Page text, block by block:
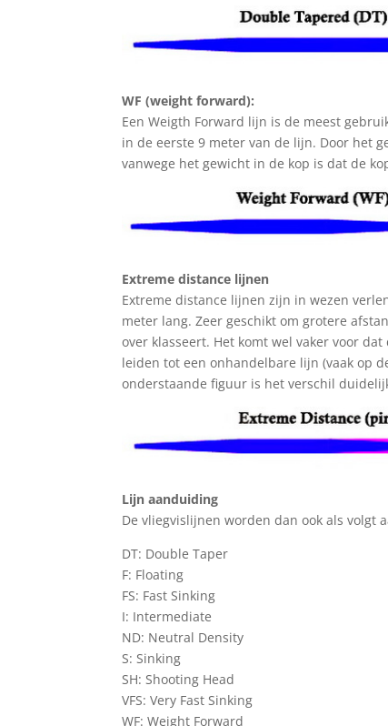
WF (weight forward):
Een Weigth Forward lijn is de meest
in de eerste 9 meter van de lijn. Door het
vanwege het gewicht in de kop is dat de
Extreme distance lijnen
Extreme distance lijnen zijn in wezen
meter lang. Zeer geschikt om grotere
over klasseert. Het komt wel vaker voor
leiden tot een onhandelbare lijn (vaak op
onderstaande figuur is het verschil
Lijn aanduiding
De vliegvislijnen worden dan ook als volgt
DT: Double Taper
F: Floating
FS: Fast Sinking
I: Intermediate
ND: Neutral Density
S: Sinking
SH: Shooting Head
VFS: Very Fast Sinking
WF: Weight Forward